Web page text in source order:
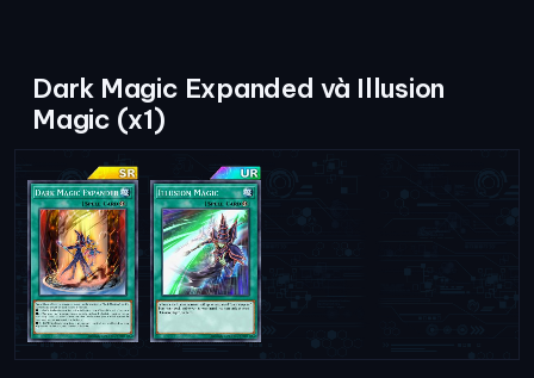
Dark Magic Expanded và Illusion
Magic (x1)